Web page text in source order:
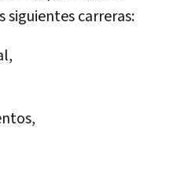
siguientes carreras: